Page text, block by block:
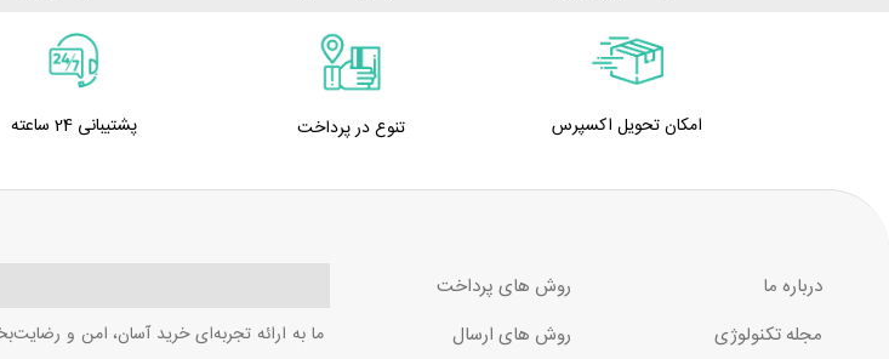
امکان تحویل اکسپرس تنوع در پرداخت پشتیبانی 24 ساعته
درباره ما
مجله تکنولوژی
روش های پرداخت
روش های ارسال
ما به ارائه تجربه‌ای خرید آسان، امن و